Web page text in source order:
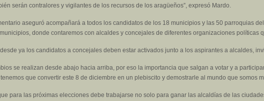
serán contralores y vigilantes de los recursos de los aragüeños”, expresó Mardo.
aseguró acompañará a todos los candidatos de los 18 municipios y las 50 parroquias
donde contaremos con alcaldes y concejales de diferentes organizaciones políticas
ya los candidatos a concejales deben estar activados junto a los aspirantes a alcaldes,
se realizan desde abajo hacia arriba, por eso la importancia que salgan a votar y a
que convertir este 8 de diciembre en un plebiscito y demostrarle al mundo que somos
para las próximas elecciones debe trabajarse no solo para ganar las alcaldías de las